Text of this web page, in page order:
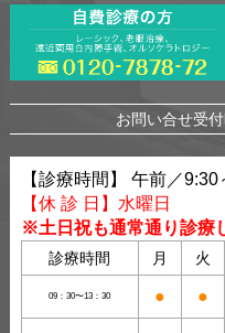
お問い合せ受
【診療時間】 午前／
【休 診 日】水曜日
※土日祝も通常通り診療
診療時間 月 火
09：30〜13：30 ● ●